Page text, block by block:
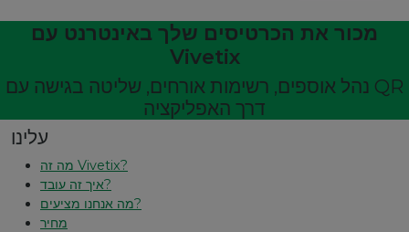
מכור את הכרטיסים שלך באינטרנט עם
Vivetix
נהל אוספים, רשימות אורחים, שליטה בגישה עם QR
דרך האפליקציה
עלינו
מה זה Vivetix?
איך זה עובד?
מה אנחנו מציעים?
מחיר